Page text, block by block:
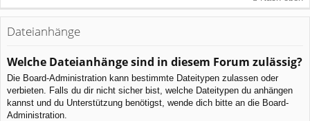
Dateianhänge
Welche Dateianhänge sind in diesem Forum zulässig?
Die Board-Administration kann bestimmte Dateitypen zulassen oder
verbieten. Falls du dir nicht sicher bist, welche Dateitypen du anhängen
kannst und du Unterstützung benötigst, wende dich bitte an die Board-
Administration.